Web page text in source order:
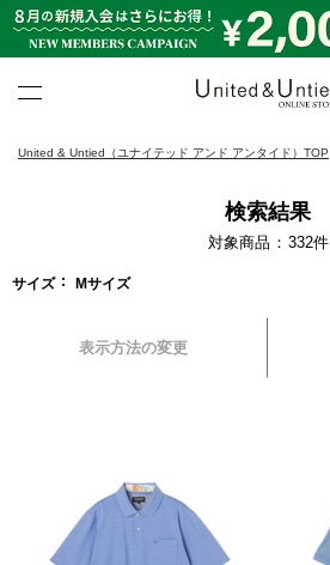
United & Untied（ユナイテッド アンド アンタイド）TOP
検索結果
対象商品 332件
サイズ Mサイズ
表示方法の変更